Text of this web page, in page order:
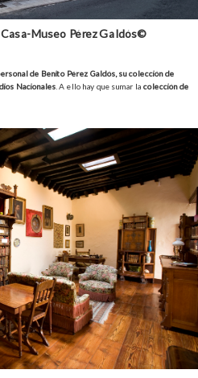
Museo Pérez Galdós©
de Benito Pérez Galdós, su colección de
Nacionales. A ello hay que sumar la colección de